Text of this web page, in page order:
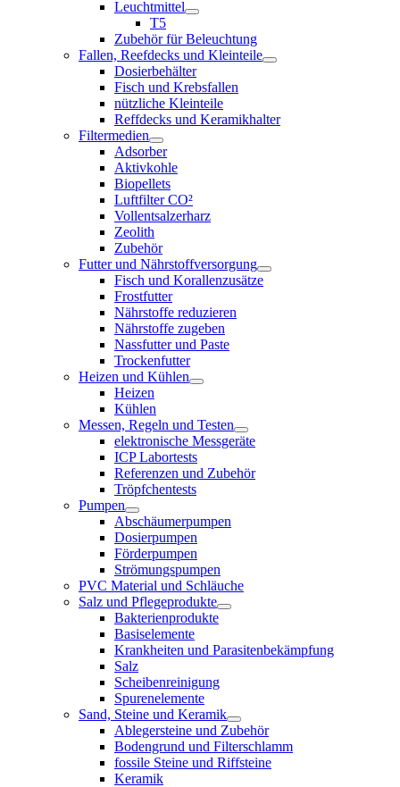
Leuchtmittel
T5
Zubehör für Beleuchtung
Fallen, Reefdecks und Kleinteile
Dosierbehälter
Fisch und Krebsfallen
nützliche Kleinteile
Reffdecks und Keramikhalter
Filtermedien
Adsorber
Aktivkohle
Biopellets
Luftfilter CO²
Vollentsalzerharz
Zeolith
Zubehör
Futter und Nährstoffversorgung
Fisch und Korallenzusätze
Frostfutter
Nährstoffe reduzieren
Nährstoffe zugeben
Nassfutter und Paste
Trockenfutter
Heizen und Kühlen
Heizen
Kühlen
Messen, Regeln und Testen
elektronische Messgeräte
ICP Labortests
Referenzen und Zubehör
Tröpfchentests
Pumpen
Abschäumerpumpen
Dosierpumpen
Förderpumpen
Strömungspumpen
PVC Material und Schläuche
Salz und Pflegeprodukte
Bakterienprodukte
Basiselemente
Krankheiten und Parasitenbekämpfung
Salz
Scheibenreinigung
Spurenelemente
Sand, Steine und Keramik
Ablegersteine und Zubehör
Bodengrund und Filterschlamm
fossile Steine und Riffsteine
Keramik